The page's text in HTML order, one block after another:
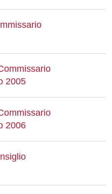
2005
2006